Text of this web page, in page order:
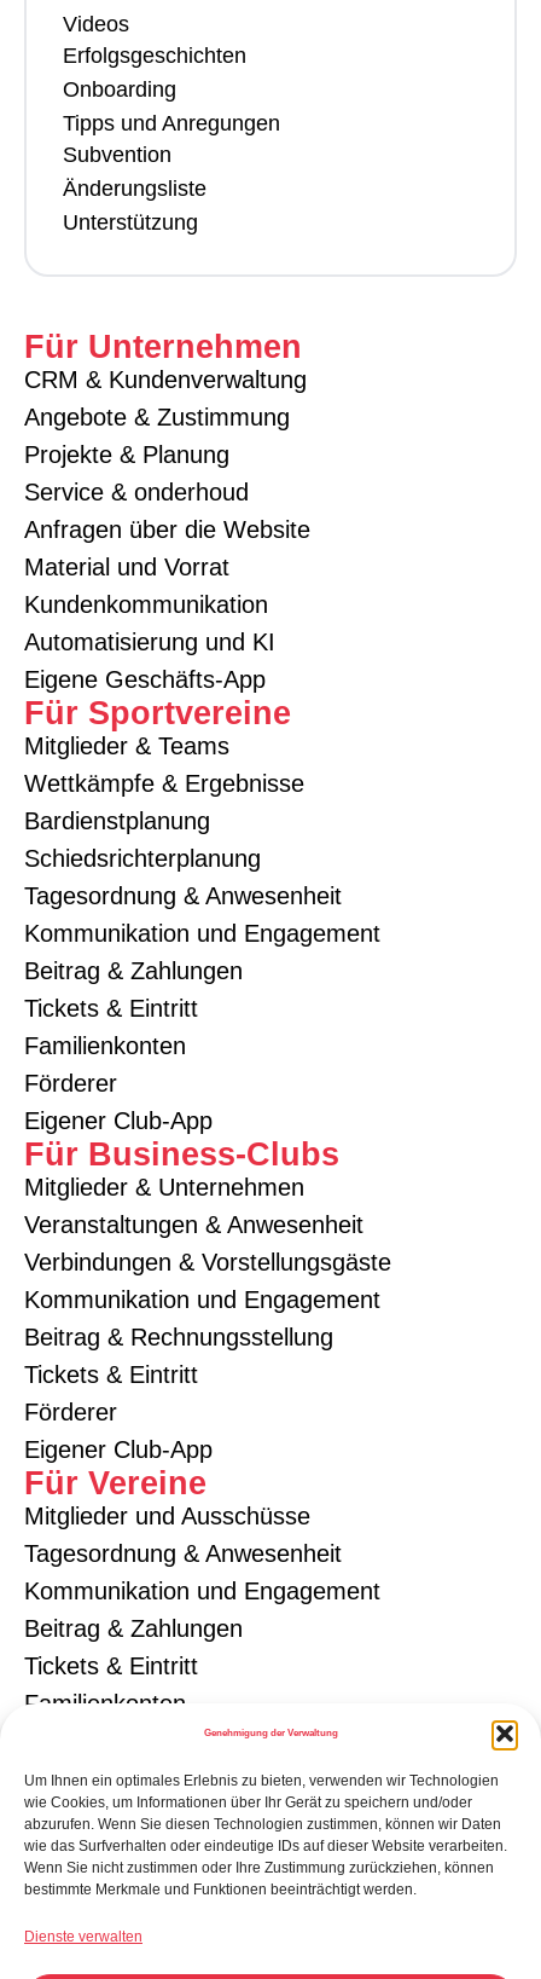
Genehmigung der Verwaltung
Um Ihnen ein optimales Erlebnis zu bieten, verwenden wir Technologien
wie Cookies, um Informationen über Ihr Gerät zu speichern und/oder
abzurufen. Wenn Sie diesen Technologien zustimmen, können wir Daten
wie das Surfverhalten oder eindeutige IDs auf dieser Website verarbeiten.
Wenn Sie nicht zustimmen oder Ihre Zustimmung zurückziehen, können
bestimmte Merkmale und Funktionen beeinträchtigt werden.
Dienste verwalten
Videos
Erfolgsgeschichten
Onboarding
Tipps und Anregungen
Subvention
Änderungsliste
Unterstützung
Für Unternehmen
CRM & Kundenverwaltung
Angebote & Zustimmung
Projekte & Planung
Service & onderhoud
Anfragen über die Website
Material und Vorrat
Kundenkommunikation
Automatisierung und KI
Eigene Geschäfts-App
Für Sportvereine
Mitglieder & Teams
Wettkämpfe & Ergebnisse
Bardienstplanung
Schiedsrichterplanung
Tagesordnung & Anwesenheit
Kommunikation und Engagement
Beitrag & Zahlungen
Tickets & Eintritt
Familienkonten
Förderer
Eigener Club-App
Für Business-Clubs
Mitglieder & Unternehmen
Veranstaltungen & Anwesenheit
Verbindungen & Vorstellungsgäste
Kommunikation und Engagement
Beitrag & Rechnungsstellung
Tickets & Eintritt
Förderer
Eigener Club-App
Für Vereine
Mitglieder und Ausschüsse
Tagesordnung & Anwesenheit
Kommunikation und Engagement
Beitrag & Zahlungen
Tickets & Eintritt
Familienkonten
Eigene Vereins-App